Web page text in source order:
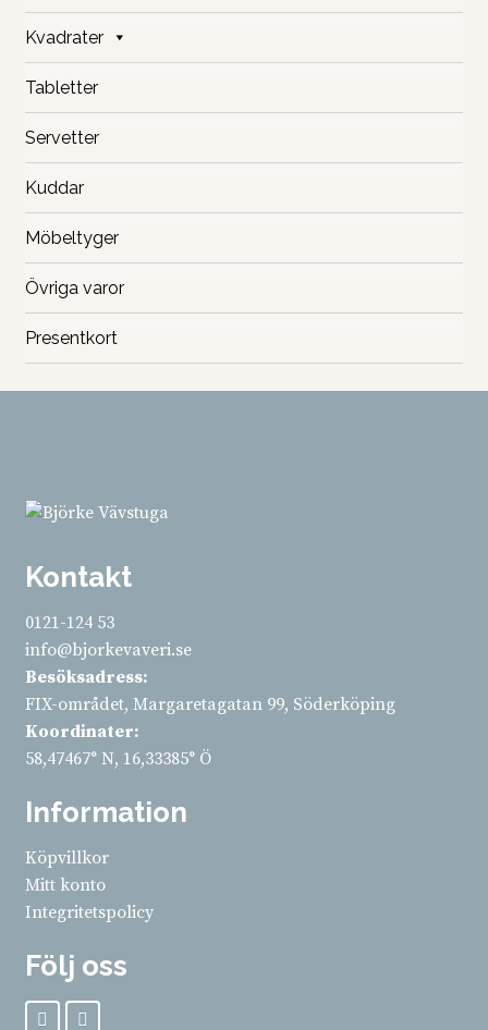
Kvadrater
Tabletter
Servetter
Kuddar
Möbeltyger
Övriga varor
Presentkort
Kontakt
0121-124 53
info@bjorkevaveri.se
Besöksadress:
FIX-området, Margaretagatan 99, Söderköping
Koordinater:
58,47467° N, 16,33385° Ö
Information
Köpvillkor
Mitt konto
Integritetspolicy
Följ oss